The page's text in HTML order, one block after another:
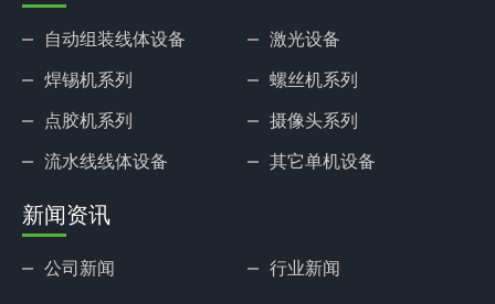
自动组装线体设备
激光设备
焊锡机系列
螺丝机系列
点胶机系列
摄像头系列
流水线线体设备
其它单机设备
新闻资讯
公司新闻 行业新闻